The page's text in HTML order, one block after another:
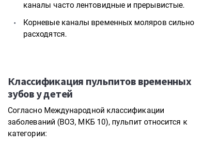
каналы часто лентовидные и прерывистые.
Корневые каналы временных моляров сильно
расходятся.
Классификация пульпитов временных
зубов у детей
Согласно Международной классификации
заболеваний (ВОЗ, МКБ 10), пульпит относится к
категории: